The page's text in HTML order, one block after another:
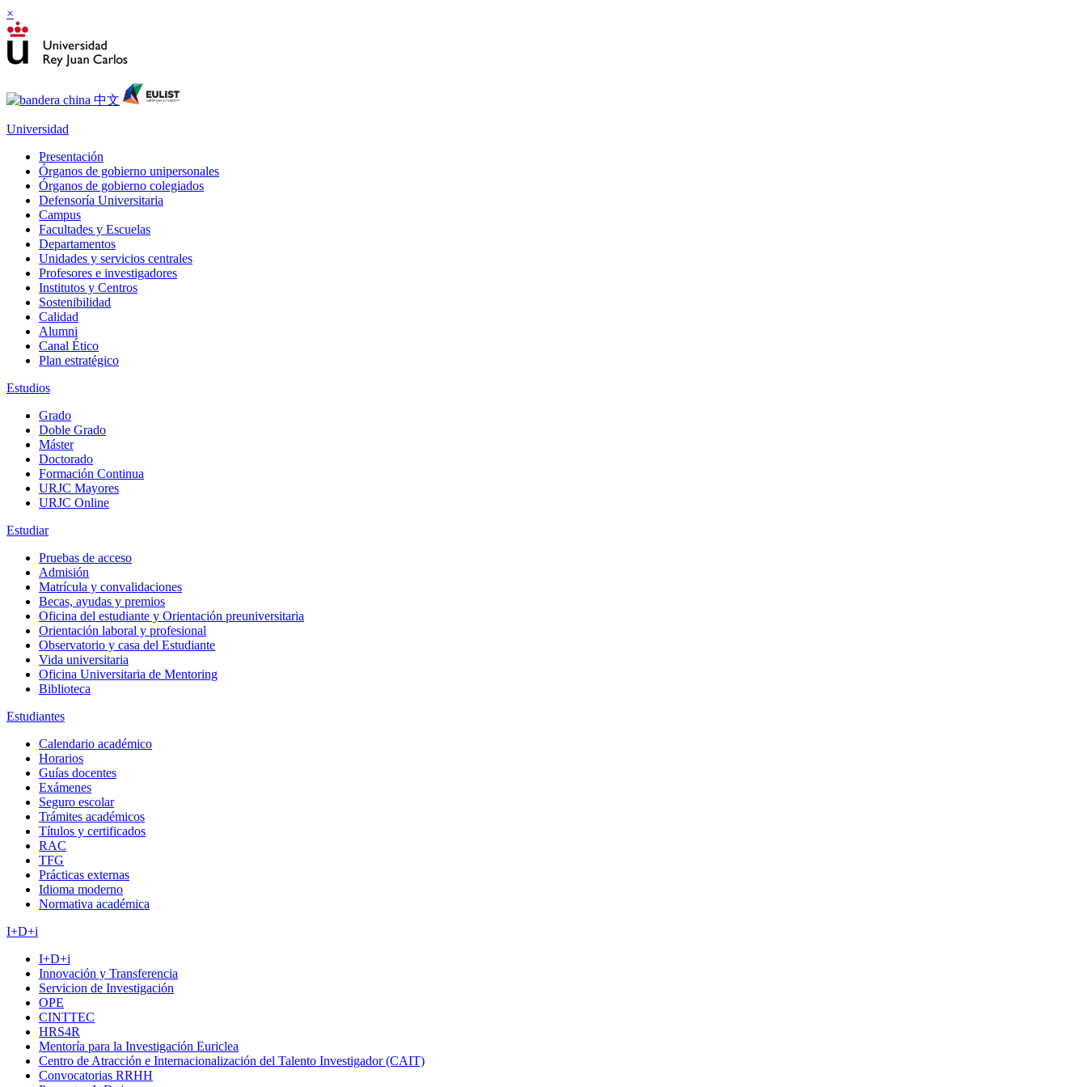
×
Universidad
Presentación
Órganos de gobierno unipersonales
Órganos de gobierno colegiados
Defensoría Universitaria
Campus
Facultades y Escuelas
Departamentos
Unidades y servicios centrales
Profesores e investigadores
Institutos y Centros
Sostenibilidad
Calidad
Alumni
Canal Ético
Plan estratégico
Estudios
Grado
Doble Grado
Máster
Doctorado
Formación Continua
URJC Mayores
URJC Online
Estudiar
Pruebas de acceso
Admisión
Matrícula y convalidaciones
Becas, ayudas y premios
Oficina del estudiante y Orientación preuniversitaria
Orientación laboral y profesional
Observatorio y casa del Estudiante
Vida universitaria
Oficina Universitaria de Mentoring
Biblioteca
Estudiantes
Calendario académico
Horarios
Guías docentes
Exámenes
Seguro escolar
Trámites académicos
Títulos y certificados
RAC
TFG
Prácticas externas
Idioma moderno
Normativa académica
I+D+i
I+D+i
Innovación y Transferencia
Servicion de Investigación
OPE
CINTTEC
HRS4R
Mentoría para la Investigación Euriclea
Centro de Atracción e Internacionalización del Talento Investigador (CAIT)
Convocatorias RRHH